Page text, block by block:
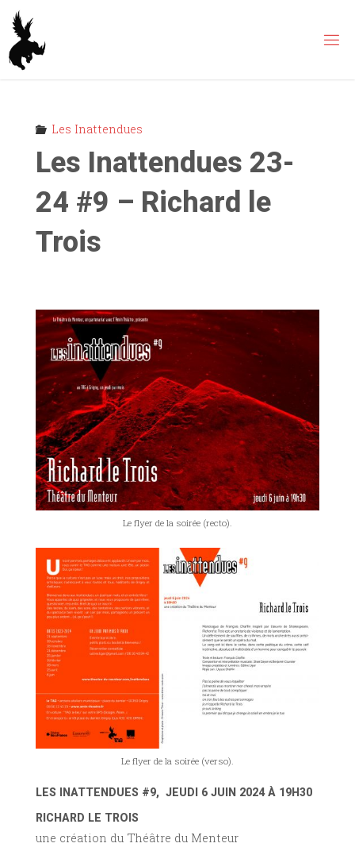
Skip
content
Les Inattendues
Les Inattendues 23-
24 #9 – Richard le
Trois
Le flyer de la soirée (recto).
Le flyer de la soirée (verso).
LES INATTENDUES #9, JEUDI 6 JUIN 2024 À 19H30
RICHARD LE TROIS
une création du Théâtre du Menteur